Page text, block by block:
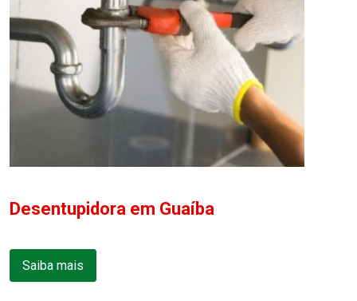
Desentupidora em Guaíba
Saiba mais